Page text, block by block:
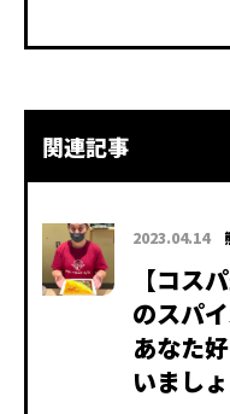
関連記事
2023.04.14
【コス
のスパ
あなた
いましょ